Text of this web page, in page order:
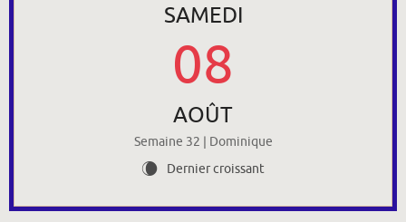
SAMEDI
08
AOÛT
Semaine 32 | Dominique
W Dernier croissant